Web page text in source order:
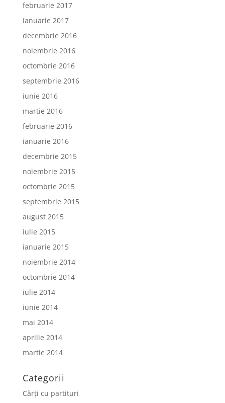
februarie 2017
ianuarie 2017
decembrie 2016
noiembrie 2016
octombrie 2016
septembrie 2016
iunie 2016
martie 2016
februarie 2016
ianuarie 2016
decembrie 2015
noiembrie 2015
octombrie 2015
septembrie 2015
august 2015
iulie 2015
ianuarie 2015
noiembrie 2014
octombrie 2014
iulie 2014
iunie 2014
mai 2014
aprilie 2014
martie 2014
Categorii
Cărți cu partituri